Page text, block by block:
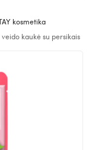
kosmetika
kaukė su persikais